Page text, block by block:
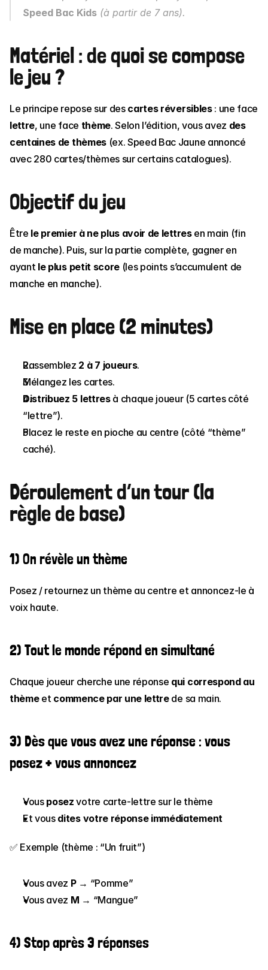
Speed Bac Kids (à partir de 7 ans).
Matériel : de quoi se compose
le jeu ?
Le principe repose sur des cartes réversibles
lettre, une face thème. Selon l’édition, vous avez des
centaines de thèmes (ex. Speed Bac Jaune annoncé
avec 280 cartes/thèmes sur certains catalogues).
Objectif du jeu
Être le premier à ne plus avoir de lettres en main (fin
de manche). Puis, sur la partie complète, gagner en
ayant le plus petit score (les points s’accumulent de
manche en manche).
Mise en place (2 minutes)
Rassemblez 2 à 7 joueurs.
Mélangez les cartes.
Distribuez 5 lettres à chaque joueur (5 cartes côté
“lettre”).
Placez le reste en pioche au centre (côté “thème”
caché).
Déroulement d’un tour (la
règle de base)
1) On révèle un thème
Posez / retournez un thème au centre et annoncez-le à
voix haute.
2) Tout le monde répond en simultané
Chaque joueur cherche une réponse qui correspond au
thème et commence par une lettre de sa main.
3) Dès que vous avez une réponse : vous
posez + vous annoncez
Vous posez votre carte-lettre sur le thème
Et vous dites votre réponse immédiatement
✅ Exemple (thème : “Un fruit”)
Vous avez P → “Pomme”
Vous avez M → “Mangue”
4) Stop après 3 réponses